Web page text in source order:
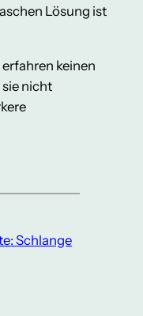
Lösung ist
keinen
nicht
Schlange